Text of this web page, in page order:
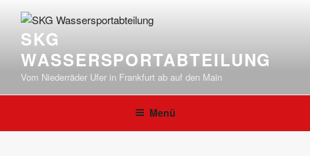
Inhalt
springenSKG
WASSERSPORTABTEILUNG
Vom Niederräder Ufer in Frankfurt ab auf den Main
Menü